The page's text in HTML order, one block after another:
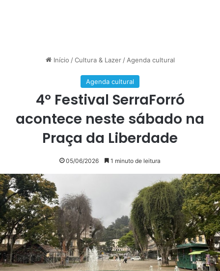
Início / Cultura & Lazer / Agenda cultural
Agenda cultural
4º Festival SerraForró
acontece neste sábado na
Praça da Liberdade
05/06/2026 1 minuto de leitura